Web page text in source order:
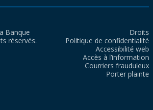
Banque
réservés.
Droits
Politique de confidentialité
Accessibilité web
Accès à l’information
Courriers frauduleux
Porter plainte